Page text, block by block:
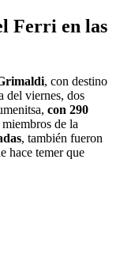
Ferri en las
, con destino
del viernes, dos
con 290
de la
, también fueron
hace temer que